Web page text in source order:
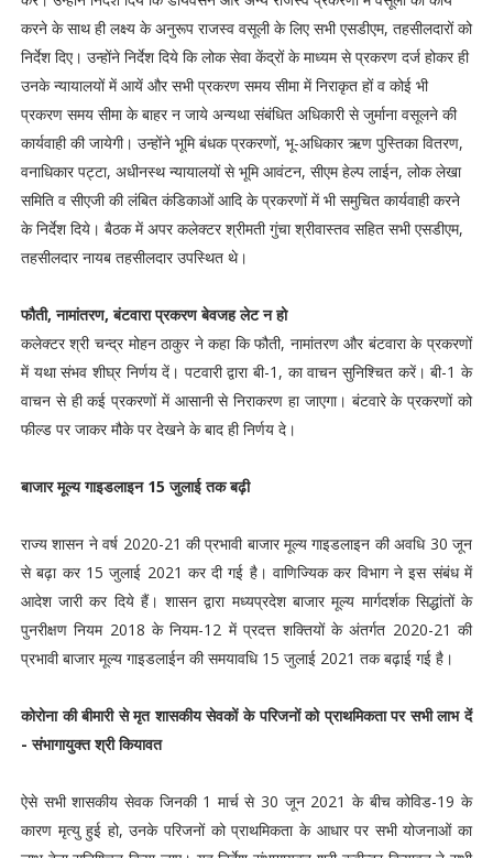
करने के साथ ही लक्ष्य के अनुरूप राजस्व वसूली के लिए सभी एसडीएम, तहसीलदारों को
निर्देश दिए। उन्होंने निर्देश दिये कि लोक सेवा केंद्रों के माध्यम से प्रकरण दर्ज होकर ही
उनके न्यायालयों में आयें और सभी प्रकरण समय सीमा में निराकृत हों व कोई भी
प्रकरण समय सीमा के बाहर न जाये अन्यथा संबंधित अधिकारी से जुर्माना वसूलने की
कार्यवाही की जायेगी। उन्होंने भूमि बंधक प्रकरणों, भू-अधिकार ऋण पुस्तिका वितरण,
वनाधिकार पट्टा, अधीनस्थ न्यायालयों से भूमि आवंटन, सीएम हेल्प लाईन, लोक लेखा
समिति व सीएजी की लंबित कंडिकाओं आदि के प्रकरणों में भी समुचित कार्यवाही करने
के निर्देश दिये। बैठक में अपर कलेक्टर श्रीमती गुंचा श्रीवास्तव सहित सभी एसडीएम,
तहसीलदार नायब तहसीलदार उपस्थित थे।
फौती, नामांतरण, बंटवारा प्रकरण बेवजह लेट न हो
कलेक्टर श्री चन्द्र मोहन ठाकुर ने कहा कि फौती, नामांतरण और बंटवारा के प्रकरणों
में यथा संभव शीघ्र निर्णय दें। पटवारी द्वारा बी-1, का वाचन सुनिश्चित करें। बी-1 के
वाचन से ही कई प्रकरणों में आसानी से निराकरण हा जाएगा। बंटवारे के प्रकरणों को
फील्ड पर जाकर मौके पर देखने के बाद ही निर्णय दे।
बाजार मूल्य गाइडलाइन 15 जुलाई तक बढ़ी
राज्य शासन ने वर्ष 2020-21 की प्रभावी बाजार मूल्य गाइडलाइन की अवधि 30 जून
से बढ़ा कर 15 जुलाई 2021 कर दी गई है। वाणिज्यिक कर विभाग ने इस संबंध में
आदेश जारी कर दिये हैं। शासन द्वारा मध्यप्रदेश बाजार मूल्य मार्गदर्शक सिद्धांतों के
पुनरीक्षण नियम 2018 के नियम-12 में प्रदत्त शक्तियों के अंतर्गत 2020-21 की
प्रभावी बाजार मूल्य गाइडलाईन की समयावधि 15 जुलाई 2021 तक बढ़ाई गई है।
कोरोना की बीमारी से मृत शासकीय सेवकों के परिजनों को प्राथमिकता पर सभी लाभ दें
- संभागायुक्त श्री कियावत
ऐसे सभी शासकीय सेवक जिनकी 1 मार्च से 30 जून 2021 के बीच कोविड-19 के
कारण मृत्यु हुई हो, उनके परिजनों को प्राथमिकता के आधार पर सभी योजनाओं का